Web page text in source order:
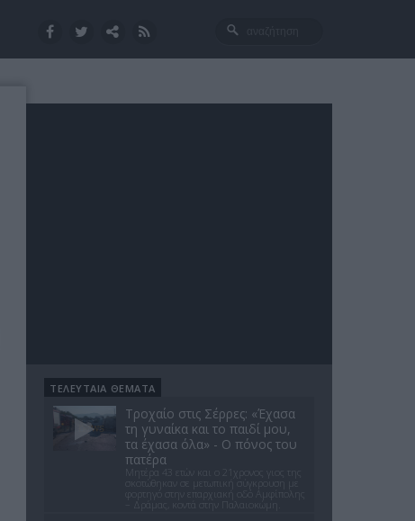
ΤΕΛΕΥΤΑΙΑ ΘΕΜΑΤΑ
Τροχαίο στις Σέρρες: «Έχασα
τη γυναίκα και το παιδί μου,
τα έχασα όλα» - Ο πόνος του
πατέρα
Μητέρα 43 ετών και ο 21χρονος γιος της
σκοτώθηκαν σε μετωπική σύγκρουση με
φορτηγό στην επαρχιακή οδό Αμφίπολης
– Δράμας, κοντά στην Παλαιοκώμη.